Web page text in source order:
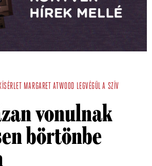
KÍSÉRLET MARGARET ATWOOD LEGVÉGÜL A SZÍV
vonulnak
börtönbe